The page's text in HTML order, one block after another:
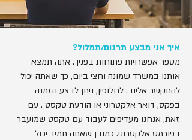
איך אני מבצע תרגום/תמלול?
מספר אפשרויות פתוחות בפניך. אתה תמצא
אותנו במשרד שמונה וחצי ביום, כך שאתה יכול
להתקשר אלינו . לחלופין, ניתן לבצע הזמנה
בפקס, דואר אלקטרוני או הודעת טקסט . עם
זאת, אנחנו מעדיפים לעבוד עם טקסט שמועבר
בפורמט אלקטרוני. כמובן שאתה תמיד יכול